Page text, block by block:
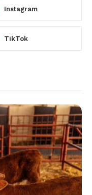
Instagram
TikTok